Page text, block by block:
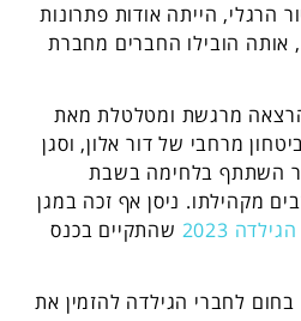
הרגלי, הייתה אודות פתרונות
אותה הובילו החברים מחברת
הרצאה מרגשת ומטלטלת מאת
מרחבי של דור אלון, וסגן
השתתף בלחימה בשבת
מקהילתו. ניסן אף זכה במגן
2023
שהתקיים בכנס
בחום לחברי הגילדה להזמין את